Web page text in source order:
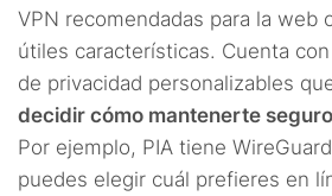
VPN recomendadas para la web
útiles características. Cuenta
de privacidad personalizables
decidir cómo mantenerte
Por ejemplo, PIA tiene
puedes elegir cuál prefieres en